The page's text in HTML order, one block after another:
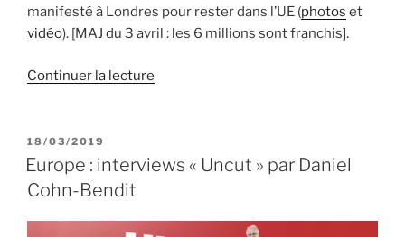
manifesté à Londres pour rester dans l’UE (photos et
vidéo). [MAJ du 3 avril : les 6 millions sont franchis].
Continuer la lecture
millions
pour
PUBLIÉ
LE
18/03/2019
Europe : interviews « Uncut » par Daniel
Cohn-Bendit